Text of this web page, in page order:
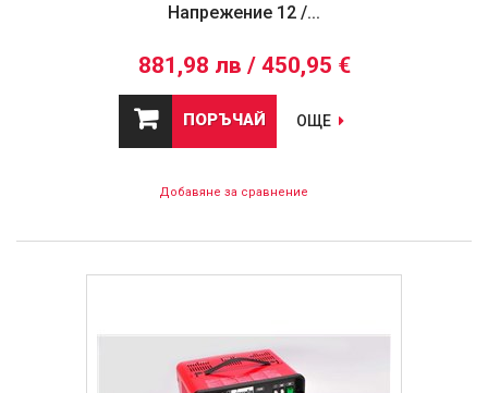
Напрежение 12 /...
881,98 лв / 450,95 €
ПОРЪЧАЙ ОЩЕ
Добавяне за сравнение